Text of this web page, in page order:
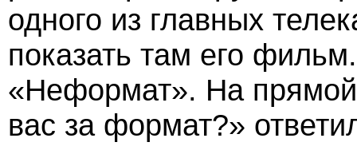
одного из главных
показать там его
«Неформат». На прямой
вас за формат?»